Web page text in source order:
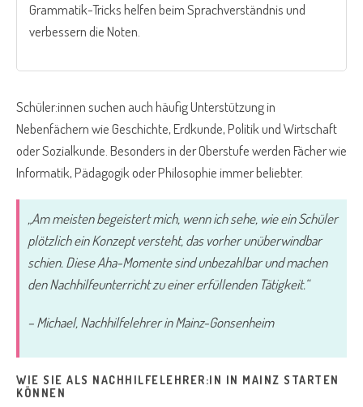
Grammatik-Tricks helfen beim Sprachverständnis und
verbessern die Noten.
Schüler:innen suchen auch häufig Unterstützung in
Nebenfächern wie Geschichte, Erdkunde, Politik und Wirtschaft
oder Sozialkunde. Besonders in der Oberstufe werden Fächer wie
Informatik, Pädagogik oder Philosophie immer beliebter.
„Am meisten begeistert mich, wenn ich sehe, wie ein Schüler
plötzlich ein Konzept versteht, das vorher unüberwindbar
schien. Diese Aha-Momente sind unbezahlbar und machen
den Nachhilfeunterricht zu einer erfüllenden Tätigkeit.“
– Michael, Nachhilfelehrer in Mainz-Gonsenheim
WIE SIE ALS NACHHILFELEHRER:IN IN MAINZ STARTEN
KÖNNEN